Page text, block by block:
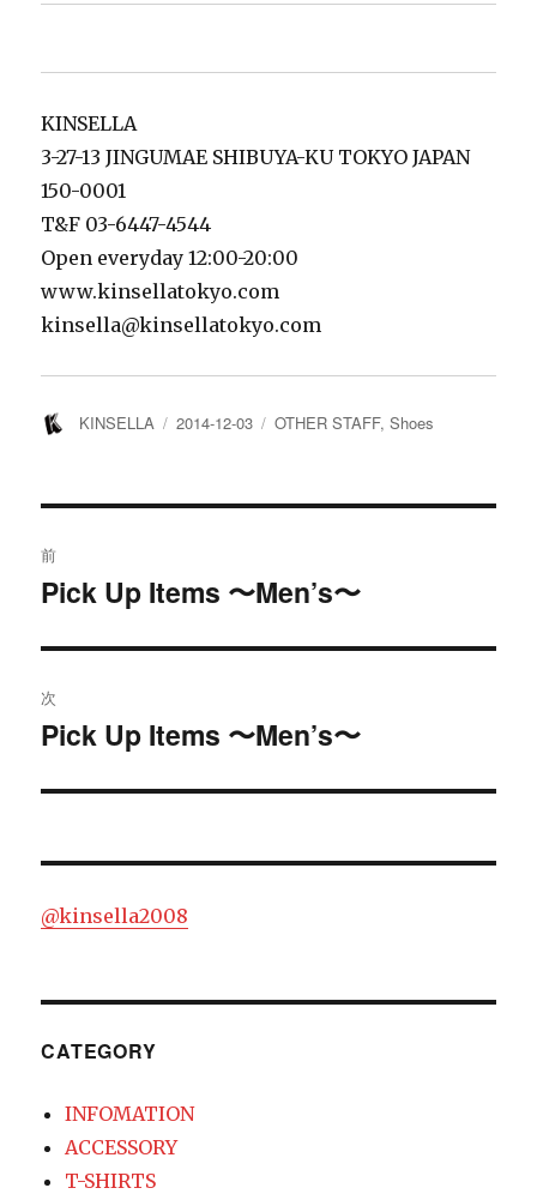
KINSELLA
3-27-13 JINGUMAE SHIBUYA-KU TOKYO JAPAN
150-0001
T&F 03-6447-4544
Open everyday 12:00-20:00
www.kinsellatokyo.com
kinsella@kinsellatokyo.com
投
KINSELLA
投
2014-12-03
カ
OTHER STAFF,Shoes
稿
ビ
ゲ
ー
ン
前
過
の
投
稿:
Pick Up Items 〜Men’s〜
次
次
投
Pick Up Items 〜Men’s〜
@kinsella2008
CATEGORY
INFOMATION
ACCESSORY
T-SHIRTS